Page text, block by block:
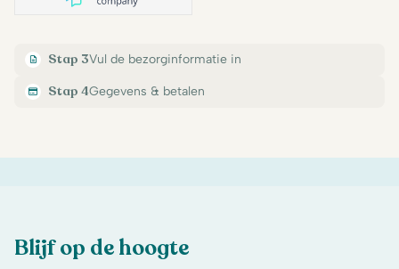
Stap 3Vul de bezorginformatie in
Stap 4Gegevens & betalen
Blijf op de hoogte